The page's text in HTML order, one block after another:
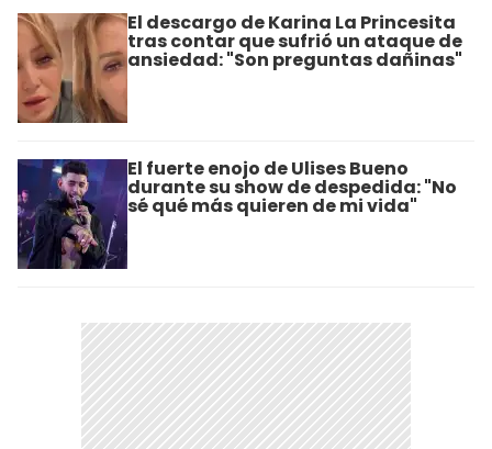
El descargo de Karina La Princesita
tras contar que sufrió un ataque de
ansiedad: "Son preguntas dañinas"
El fuerte enojo de Ulises Bueno
durante su show de despedida: "No
sé qué más quieren de mi vida"